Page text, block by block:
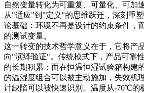
自然变量转化为可重复、可量化、可加
从"适应"到"定义"的思维跃迁，深刻重
论基础：环境不再是设计的约束条件，
的测试变量。
这一转变的技术哲学意义在于，它将产
向"演绎验证"。传统模式下，产品可靠
的长期积累；而在恒温恒湿试验箱构建
的温湿度组合可以被主动施加，失效机
计缺陷可以被快速识别。温度从-70℃的